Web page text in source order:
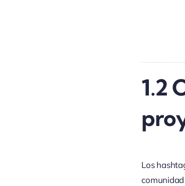
1.2
Los
comunidad